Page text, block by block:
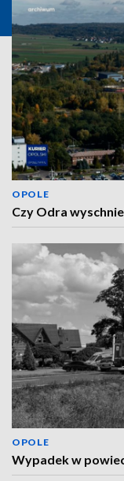
OPOLE
Czy Odra
OPOLE
Wypadek w